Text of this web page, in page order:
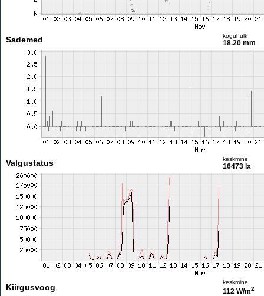
Sademed koguhulk
18.20 mm
Valgustatus keskmine
16473 lx
Kiirgusvoog
keskmine
112 W/m2